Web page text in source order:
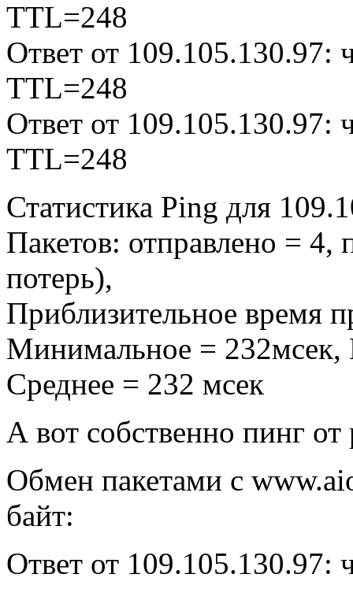
TTL=248
Ответ от 109.105.130.97:
TTL=248
Ответ от 109.105.130.97:
TTL=248
Статистика Ping для
Пакетов: отправлено = 4,
потерь),
Приблизительное время
Минимальное = 232мсек,
Среднее = 232 мсек
А вот собственно пинг
Обмен пакетами с
байт:
Ответ от 109.105.130.97: